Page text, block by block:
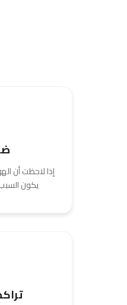
إذا لاحظت أن
يكون السبب